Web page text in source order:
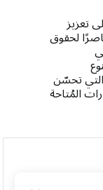
تعزيز
لحقوق
تحسّن
المُتاحة